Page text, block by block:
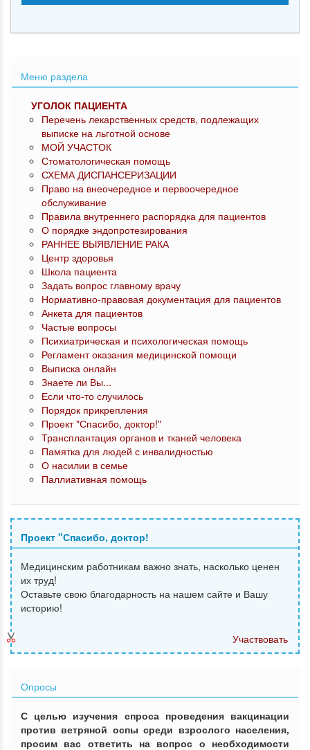
Меню раздела
УГОЛОК ПАЦИЕНТА
Перечень лекарственных средств, подлежащих
выписке на льготной основе
МОЙ УЧАСТОК
Стоматологическая помощь
СХЕМА ДИСПАНСЕРИЗАЦИИ
Право на внеочередное и первоочередное
обслуживание
Правила внутреннего распорядка для пациентов
О порядке эндопротезирования
РАННЕЕ ВЫЯВЛЕНИЕ РАКА
Центр здоровья
Школа пациента
Задать вопрос главному врачу
Нормативно-правовая документация для пациентов
Анкета для пациентов
Частые вопросы
Психиатрическая и психологическая помощь
Регламент оказания медицинской помощи
Выписка онлайн
Знаете ли Вы...
Если что-то случилось
Порядок прикрепления
Проект "Спасибо, доктор!"
Трансплантация органов и тканей человека
Памятка для людей с инвалидностью
О насилии в семье
Паллиативная помощь
Проект "Спасибо, доктор!
Медицинским работникам важно знать, насколько ценен
их труд!
Оставьте свою благодарность на нашем сайте и Вашу
историю!
Участвовать
Опросы
С целью изучения спроса проведения вакцинации
против ветряной оспы среди взрослого населения,
просим вас ответить на вопрос о необходимости